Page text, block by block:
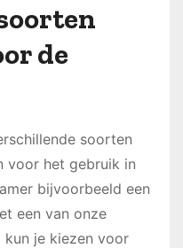
de
soorten
voor het gebruik in
bijvoorbeeld een
een van onze
je kiezen voor